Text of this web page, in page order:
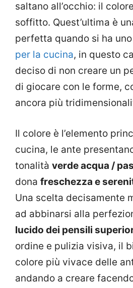
saltano all’occhio: il
soffitto. Quest’ultima è
perfetta quando si ha uno
per la cucina, in questo
deciso di non creare un
di giocare con le forme,
ancora più
Il colore è l’elemento
cucina, le ante
tonalità verde acqua /
dona freschezza e
Una scelta decisamente
ad abbinarsi alla
lucido dei pensili
ordine e pulizia visiva, il
colore più vivace delle
andando a creare